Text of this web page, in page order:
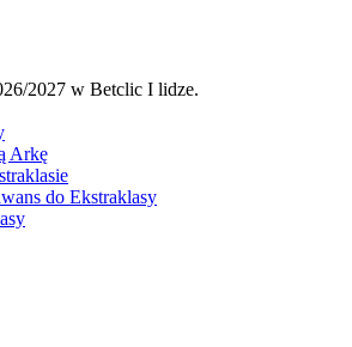
2027 w Betclic I lidze.
Arkę
do Ekstraklasy